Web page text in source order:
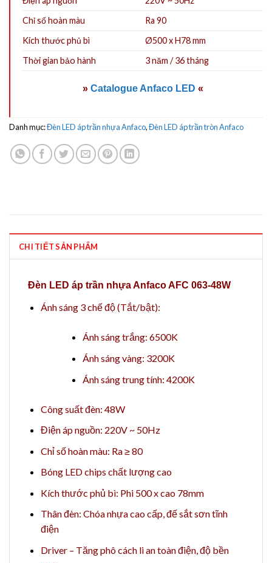
Chỉ số hoàn màu
Ra 90
Kích thước phủ bì
Ø500 x H78 mm
Thời gian bảo hành
3 năm / 36 tháng
» Catalogue Anfaco LED «
Danh mục:Đèn LED áp trần nhựa Anfaco,Đèn LED áp trần tròn Anfaco
CHI TIẾT SẢN PHẨM
Đèn LED áp trần nhựa Anfaco AFC 063-48W
Ánh sáng 3 chế độ (Tắt/bật):
Ánh sáng trắng: 6500K
Ánh sáng vàng: 3200K
Ánh sáng trung tính: 4200K
Công suất đèn: 48W
Điện áp nguồn: 220V ~ 50Hz
Chỉ số hoàn màu: Ra ≥ 80
Bóng LED chips chất lượng cao
Kích thước phủ bì: Phi 500 x cao 78mm
Thân đèn: Chóa nhựa cao cấp, đế sắt sơn tĩnh
điện
Driver – Tăng phô cách li an toàn điện, độ bền